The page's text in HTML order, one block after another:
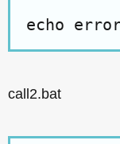
echo
call2.bat